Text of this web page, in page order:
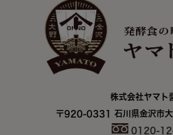
株式会社ヤマト
〒920-0331 石川県金沢市
0120-